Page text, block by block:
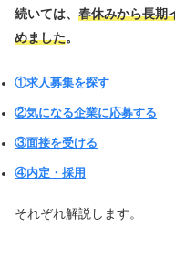
続いては、 春休みから長期
めました。
①求人募集を探す
②気になる企業に応募する
③面接を受ける
④内定・採用
それぞれ解説します。